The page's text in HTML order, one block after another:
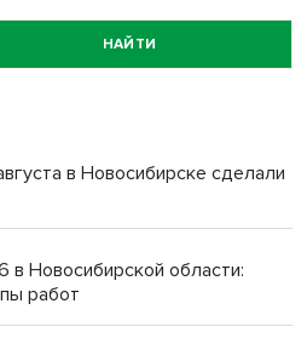
НАЙТИ
в Новосибирске сделали
в Новосибирской области:
работ